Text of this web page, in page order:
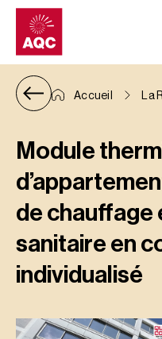
Panneau de gestion des
Accueil La
Module
de chauffage
sanitaire en
individualisé